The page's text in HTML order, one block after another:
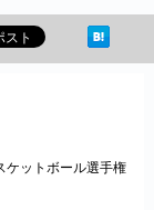
ケットボール選手権